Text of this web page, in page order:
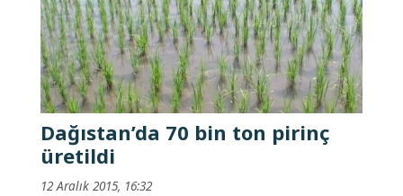
Dağıstan’da 70 bin ton pirinç
üretildi
12 Aralık 2015, 16:32